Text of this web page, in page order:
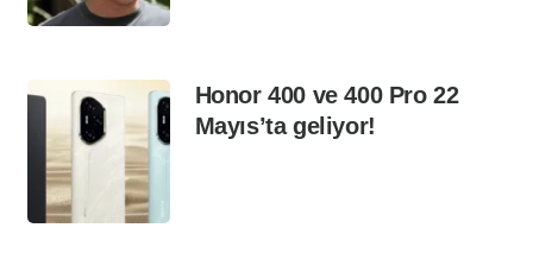
Honor 400 ve 400 Pro 22
Mayıs’ta geliyor!